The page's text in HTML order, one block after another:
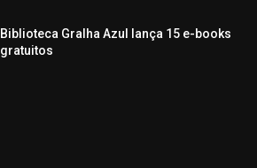
Biblioteca Gralha Azul lança 15 e-books
gratuitos